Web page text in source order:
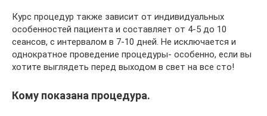
Курс процедур также зависит от индивидуальных
особенностей пациента и составляет от 4-5 до 10
сеансов, с интервалом в 7-10 дней. Не исключается и
однократное проведение процедуры- особенно, если вы
хотите выглядеть перед выходом в свет на все сто!
Кому показана процедура.